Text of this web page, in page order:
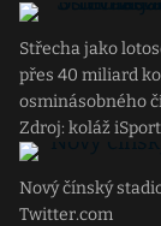
Střecha jako
přes 40 miliard
osminásobného
Zdroj: koláž
Nový čínský
Twitter.com